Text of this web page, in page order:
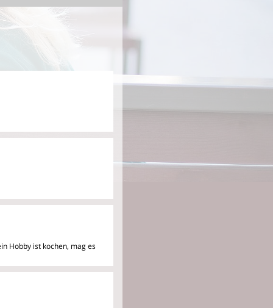
Hobby ist kochen, mag es